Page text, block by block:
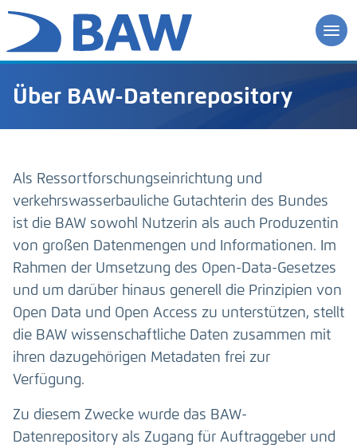
Über BAW-Datenrepository
Als Ressortforschungseinrichtung und
verkehrswasserbauliche Gutachterin des Bundes
ist die BAW sowohl Nutzerin als auch Produzentin
von großen Datenmengen und Informationen. Im
Rahmen der Umsetzung des Open-Data-Gesetzes
und um darüber hinaus generell die Prinzipien von
Open Data und Open Access zu unterstützen, stellt
die BAW wissenschaftliche Daten zusammen mit
ihren dazugehörigen Metadaten frei zur
Verfügung.
Zu diesem Zwecke wurde das BAW-
Datenrepository als Zugang für Auftraggeber und